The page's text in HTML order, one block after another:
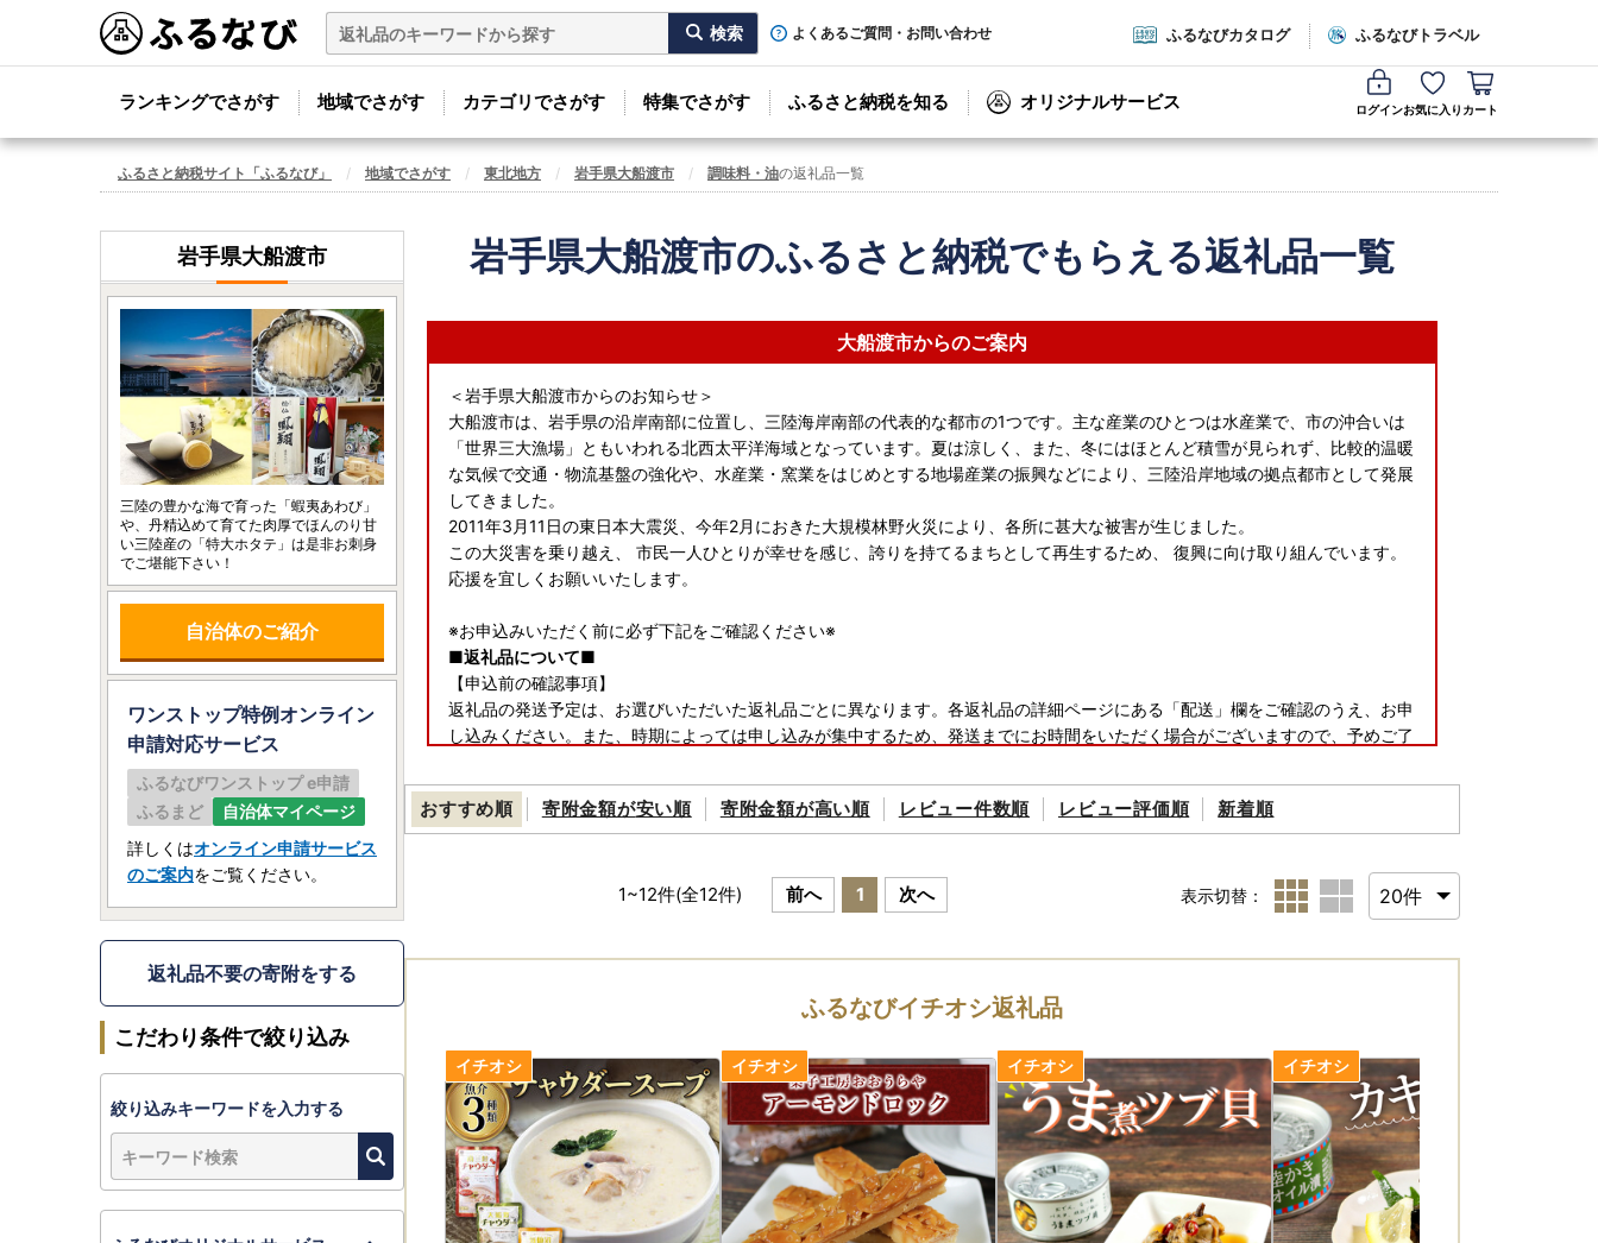
よくあるご質問・お問い合わせ ふるなびカタログ ふるなびトラベル
ランキングでさがす 地域でさがす カテゴリでさがす 特集でさがす ふるさと納税を知る オリジナルサービス ログインお気に入り カート
ふるさと納税サイト「ふるなび」 地域でさがす 東北地方 岩手県大船渡市 調味料・油の返礼品一覧
岩手県大船渡市のふるさと納税でもらえる返礼品一覧
大船渡市からのご案内
＜岩手県大船渡市からのお知らせ＞
大船渡市は、岩手県の沿岸南部に位置し、三陸海岸南部の代表的な都市の1つです。主な産業のひとつは水産業で、市の沖合いは
「世界三大漁場」ともいわれる北西太平洋海域となっています。夏は涼しく、また、冬にはほとんど積雪が見られず、比較的温暖
な気候で交通・物流基盤の強化や、水産業・窯業をはじめとする地場産業の振興などにより、三陸沿岸地域の拠点都市として発展
してきました。
2011年3月11日の東日本大震災、今年2月におきた大規模林野火災により、各所に甚大な被害が生じました。
この大災害を乗り越え、 市民一人ひとりが幸せを感じ、誇りを持てるまちとして再生するため、 復興に向け取り組んでいます。
応援を宜しくお願いいたします。
※お申込みいただく前に必ず下記をご確認ください※
■返礼品について■
【申込前の確認事項】
返礼品の発送予定は、お選びいただいた返礼品ごとに異なります。各返礼品の詳細ページにある「配送」欄をご確認のうえ、お申
し込みください。また、時期によっては申し込みが集中するため、発送までにお時間をいただく場合がございますので、予めご了
なお、長期間不在となる予定がある場合は、備考欄にその旨をご記載いただくか、事前にお問い合わせ先へご連絡ください。ただ
し、具体的な配達日や時間の指定には対応いたしかねますので、併せてご了承ください。
【申込後（発送前）のご案内】
返礼品の発送が開始される際には、ご登録いただいたメールアドレスに通知メールをお送りいたします。
また、お届け先の変更をご希望の場合は、下記の問い合わせ先までお早めにご連絡ください。ただし、発送準備の状況によりご希
望に添えない場合がございますので、予めご理解いただけますと幸いです。
※発送後の配送先変更はお受けできません。その場合は直接配送会社様へご連絡の上、お受け取りをお願いいたします。転送時に
かかる送料は受取人様のご負担となりますのでご了承ください。
【お届け後の確認事項】
返礼品がお手元に届きましたら、速やかに中身や状態をご確認ください。万が一、破損や不備がございました場合には、大変お手
数ですが、写真を添付のうえ、速やかにお問い合わせ先までご連絡ください。
なお、受け取り後に一定期間が経過した後のご連絡については、対応いたしかねる場合がございますので、商品到着時には早めの
おすすめ順 寄附金額が安い順 寄附金額が高い順 レビュー件数順 レビュー評価順 新着順
1~12件(全12件) 前へ 1 次へ 表示切替：
ふるなびイチオシ返礼品
岩手県大船渡市
三陸の豊かな海で育った「蝦夷あわび」
や、丹精込めて育てた肉厚でほんのり甘
い三陸産の「特大ホタテ」は是非お刺身
でご堪能下さい！
自治体のご紹介
ワンストップ特例オンライン
申請対応サービス
ふるなびワンストップ e申請
ふるまど
自治体マイページ
詳しくはオンライン申請サービス
のご案内をご覧ください。
返礼品不要の寄附をする
こだわり条件で絞り込み
絞り込みキーワードを入力する